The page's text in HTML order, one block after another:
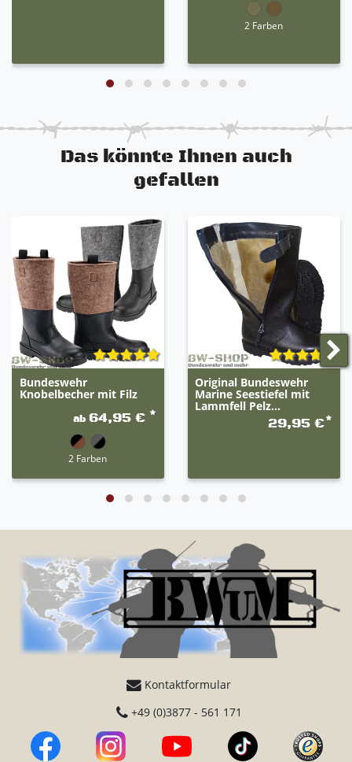
2 Farben
Das könnte Ihnen auch
gefallen
Bundeswehr
Knobelbecher mit Filz
ab 64,95 € *
2 Farben
Original Bundeswehr
Marine Seestiefel mit
Lammfell Pelz...
29,95 €*
Kontaktformular
+49 (0)3877 - 561 171